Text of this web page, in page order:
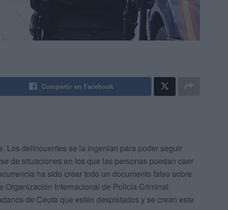
Compartir en Facebook
Los delincuentes se la ingenian para poder seguir
de situaciones en los que las personas puedan caer
ha sido crear todo un documento falso sobre
Organización Internacional de Policía Criminal
de Ceuta que estén despistados y se crean este